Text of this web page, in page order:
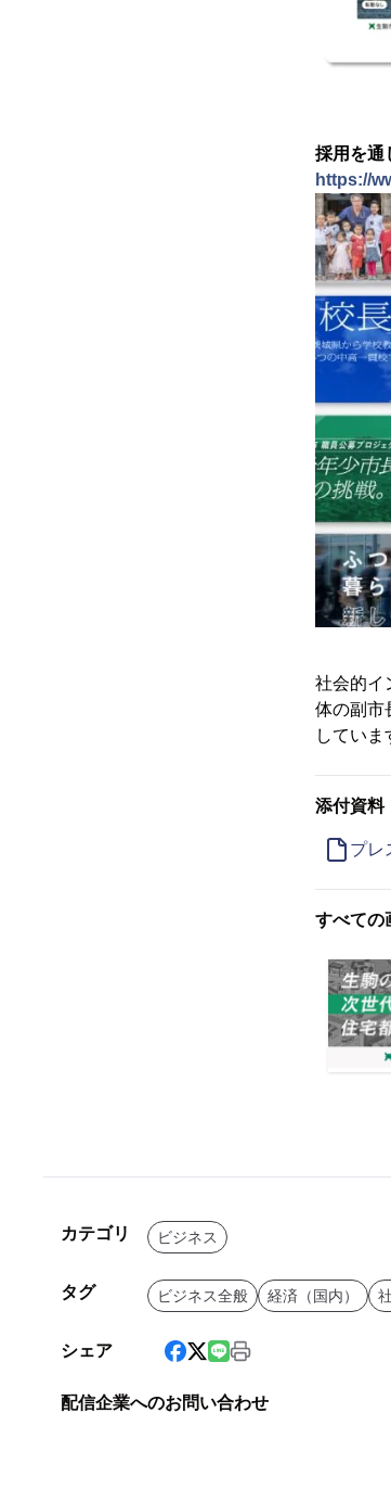
採用を通
https://
社会的イ
体の副市
していま
添付資料
プレ
すべての
カテゴリ ビジネス
タグ ビジネス全般 経済（国内）
シェア
配信企業へのお問い合わせ